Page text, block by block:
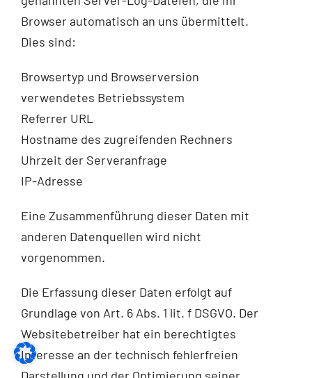
Browser automatisch an uns übermittelt.
Dies sind:
Browsertyp und Browserversion
verwendetes Betriebssystem
Referrer URL
Hostname des zugreifenden Rechners
Uhrzeit der Serveranfrage
IP-Adresse
Eine Zusammenführung dieser Daten mit
anderen Datenquellen wird nicht
vorgenommen.
Die Erfassung dieser Daten erfolgt auf
Grundlage von Art. 6 Abs. 1 lit. f DSGVO. Der
Websitebetreiber hat ein berechtigtes
Interesse an der technisch fehlerfreien